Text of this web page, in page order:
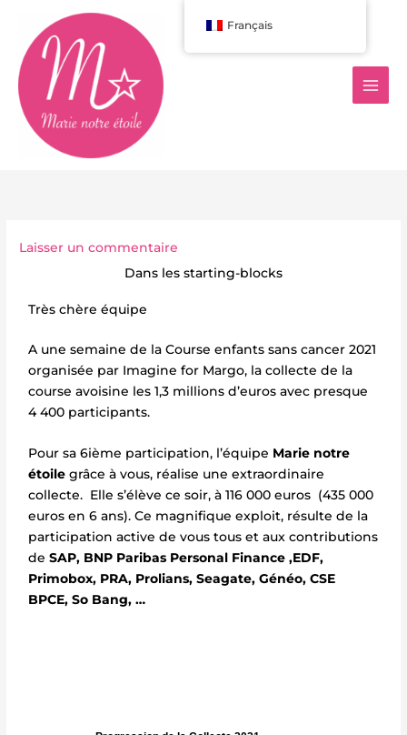
contenu
Laisser un commentaire
Dans les starting-blocks
Très chère équipe
A une semaine de la Course enfants sans cancer 2021
organisée par Imagine for Margo, la collecte de la
course avoisine les 1,3 millions d’euros avec presque
4 400 participants.
Pour sa 6ième participation, l’équipe Marie notre
étoilegrâce à vous, réalise une extraordinaire
collecte. Elle s’élève ce soir, à 116 000 euros (435 000
euros en 6 ans). Ce magnifique exploit, résulte de la
participation active de vous tous et aux contributions
deSAP, BNP Paribas Personal Finance ,EDF,
Primobox, PRA, Prolians, Seagate, Généo, CSE
BPCE, So Bang, …
Français